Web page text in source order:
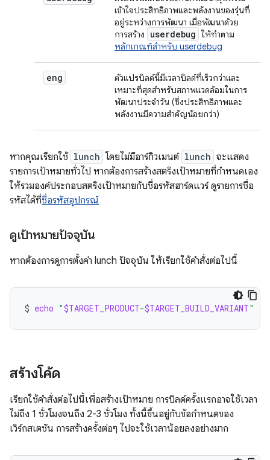
เข้าใจประสิทธิภาพและพลังงานของรุ่นที่
อยู่ระหว่างการพัฒนา เมื่อพัฒนาด้วย
การสร้าง
userdebug ให้ทำตาม
หลักเกณฑ์สำหรับ userdebug
eng
ตัวแปรบิลด์นี้มีเวลาบิลด์ที่เร็วกว่าและ
เหมาะที่สุดสำหรับสภาพแวดล้อมในการ
พัฒนาประจำวัน (ซึ่งประสิทธิภาพและ
พลังงานมีความสำคัญน้อยกว่า)
หากคุณเรียกใช้ lunch โดยไม่มีอาร์กิวเมนต์ lunch จะแสดง
รายการเป้าหมายทั่วไป หากต้องการสร้างสตริงเป้าหมายที่กำหนดเอง
ให้รวมองค์ประกอบสตริงเป้าหมายกับชื่อรหัสฮาร์ดแวร์ ดูรายการชื่อ
รหัสได้ที่ชื่อรหัสอุปกรณ์
ดูเป้าหมายปัจจุบัน
หากต้องการดูการตั้งค่า lunch ปัจจุบัน ให้เรียกใช้คำสั่งต่อไปนี้
$ echo "$TARGET_PRODUCT-$TARGET_BUILD_VARIANT"
สร้างโค้ด
เรียกใช้คำสั่งต่อไปนี้เพื่อสร้างเป้าหมาย การบิลด์ครั้งแรกอาจใช้เวลา
ไม่ถึง 1 ชั่วโมงจนถึง 2-3 ชั่วโมง ทั้งนี้ขึ้นอยู่กับข้อกำหนดของ
เวิร์กสเตชัน การสร้างครั้งต่อๆ ไปจะใช้เวลาน้อยลงอย่างมาก